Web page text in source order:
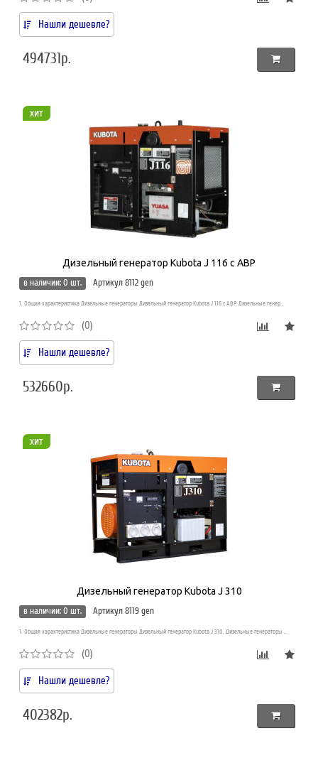
Нашли дешевле?
494731р.
хит
Дизельный генератор Kubota J 116 с АВР
в наличии: 0 шт.
Артикул 8112 gen
1. Общая характеристика Дизельные генераторы Дизельный генератор Kubota J 116 с АВР. Дизельные генер..
(0)
Нашли дешевле?
532660р.
хит
Дизельный генератор Kubota J 310
в наличии: 0 шт.
Артикул 8119 gen
1. Общая характеристика Дизельные генераторы Дизельный генератор Kubota J 310. Дизельные генераторы ..
(0)
Нашли дешевле?
402382р.